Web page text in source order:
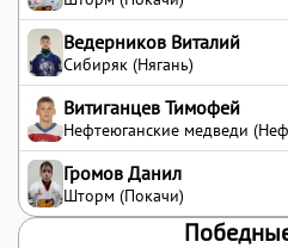
Ведерников Виталий
Сибиряк (Нягань)
Витиганцев Тимофей
Нефтеюганские медведи
Громов Данил
Шторм (Покачи)